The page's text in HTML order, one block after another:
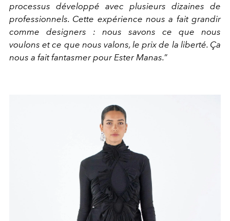
processus développé avec plusieurs dizaines de
professionnels. Cette expérience nous a fait grandir
comme designers : nous savons ce que nous
voulons et ce que nous valons, le prix de la liberté. Ça
nous a fait fantasmer pour Ester Manas.”